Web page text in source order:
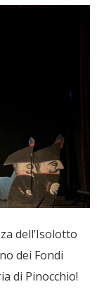
dell’Isolotto
dei Fondi
di Pinocchio!